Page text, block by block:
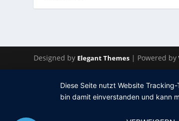
Designed by Elegant Themes | Powered by
Diese Seite nutzt Website
bin damit einverstanden und kann